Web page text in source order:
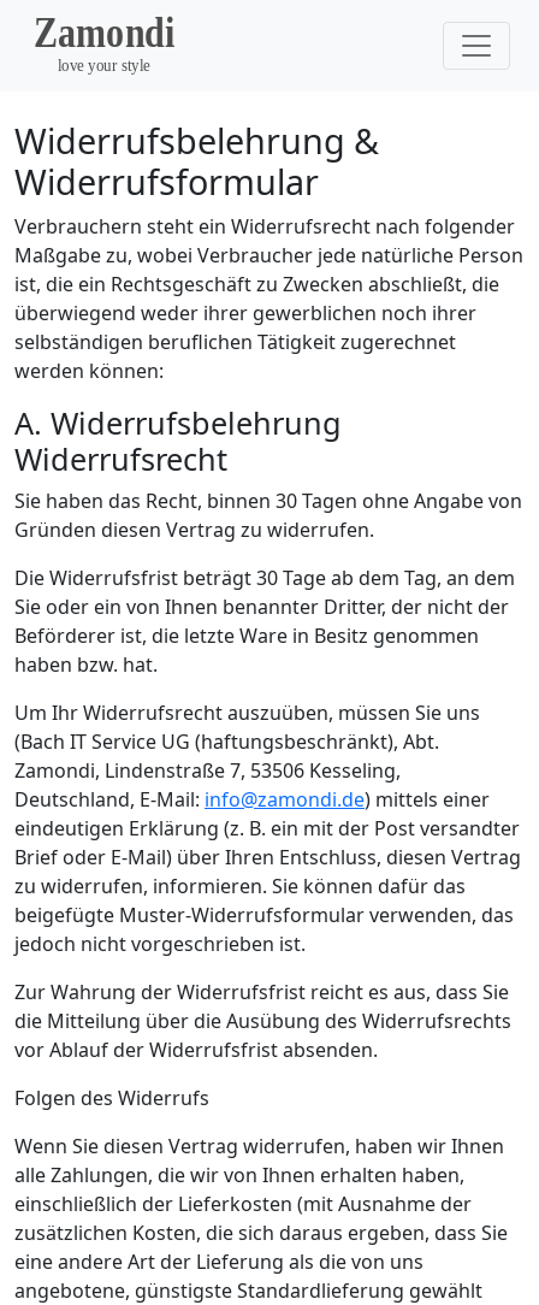
Widerrufsbelehrung &
Widerrufsformular
Verbrauchern steht ein Widerrufsrecht nach folgender
Maßgabe zu, wobei Verbraucher jede natürliche Person
ist, die ein Rechtsgeschäft zu Zwecken abschließt, die
überwiegend weder ihrer gewerblichen noch ihrer
selbständigen beruflichen Tätigkeit zugerechnet
werden können:
A. Widerrufsbelehrung
Widerrufsrecht
Sie haben das Recht, binnen 30 Tagen ohne Angabe von
Gründen diesen Vertrag zu widerrufen.
Die Widerrufsfrist beträgt 30 Tage ab dem Tag, an dem
Sie oder ein von Ihnen benannter Dritter, der nicht der
Beförderer ist, die letzte Ware in Besitz genommen
haben bzw. hat.
Um Ihr Widerrufsrecht auszuüben, müssen Sie uns
(Bach IT Service UG (haftungsbeschränkt), Abt.
Zamondi, Lindenstraße 7, 53506 Kesseling,
Deutschland, E-Mail: info@zamondi.de) mittels einer
eindeutigen Erklärung (z. B. ein mit der Post versandter
Brief oder E-Mail) über Ihren Entschluss, diesen Vertrag
zu widerrufen, informieren. Sie können dafür das
beigefügte Muster-Widerrufsformular verwenden, das
jedoch nicht vorgeschrieben ist.
Zur Wahrung der Widerrufsfrist reicht es aus, dass Sie
die Mitteilung über die Ausübung des Widerrufsrechts
vor Ablauf der Widerrufsfrist absenden.
Folgen des Widerrufs
Wenn Sie diesen Vertrag widerrufen, haben wir Ihnen
alle Zahlungen, die wir von Ihnen erhalten haben,
einschließlich der Lieferkosten (mit Ausnahme der
zusätzlichen Kosten, die sich daraus ergeben, dass Sie
eine andere Art der Lieferung als die von uns
angebotene, günstigste Standardlieferung gewählt